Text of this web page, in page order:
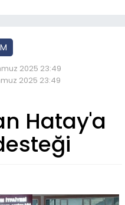
2025 23:49
2025 23:49
Hatay'a